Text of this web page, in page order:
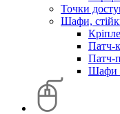
Точки
Шафи,
Патч-
Патч-
Шафи